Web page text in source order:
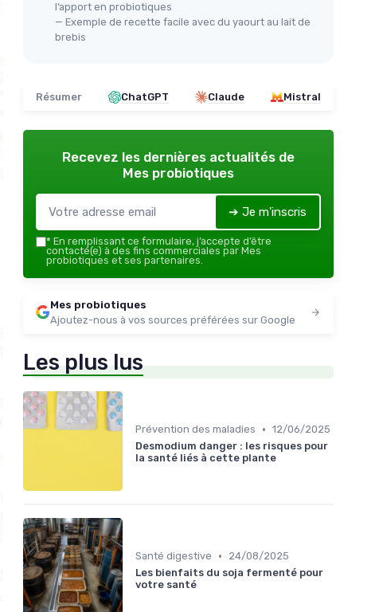
l’apport en probiotiques
— Exemple de recette facile avec du yaourt au lait de
brebis
Résumer ChatGPT Claude Mistral
Recevez les dernières actualités de
Mes probiotiques
➔ Je m'inscris
* En remplissant ce formulaire, j’accepte d’être
contacté(e) à des fins commerciales par Mes
probiotiques et ses partenaires.
Mes probiotiques
Ajoutez-nous à vos sources préférées sur Google
Les plus lus
Prévention des maladies • 12/06/2025
Desmodium danger : les risques pour
la santé liés à cette plante
Santé digestive •
24/08/2025
Les bienfaits du soja fermenté pour
votre santé